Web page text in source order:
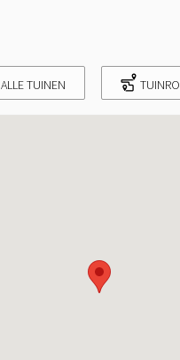
ALLE TUINEN